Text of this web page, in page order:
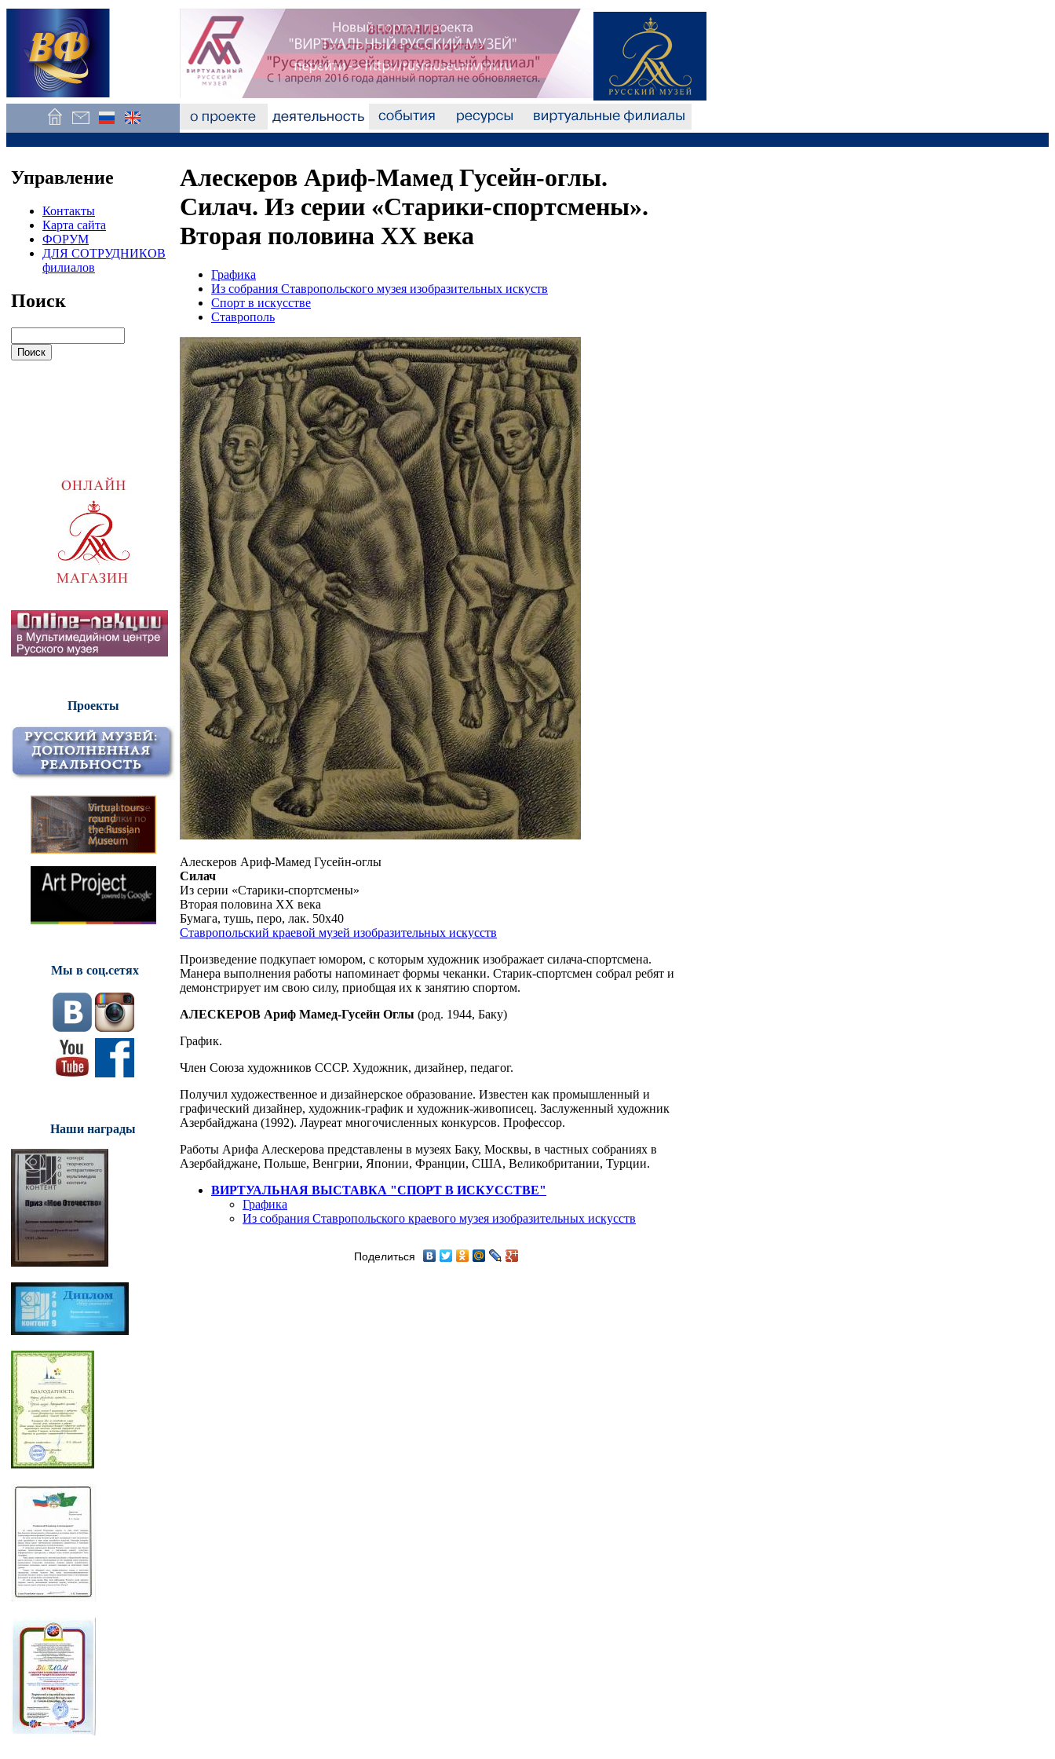
Управление
Контакты
Карта сайта
ФОРУМ
ДЛЯ СОТРУДНИКОВ
филиалов
Поиск
Проекты
Мы в соц.сетях
Наши награды
Алескеров Ариф-Мамед Гусейн-оглы.
Силач. Из серии «Старики-спортсмены».
Вторая половина XX века
Графика
Из собрания Ставропольского музея изобразительных искуств
Спорт в искусстве
Ставрополь
Алескеров Ариф-Мамед Гусейн-оглы
Силач
Из серии «Старики-спортсмены»
Вторая половина XX века
Бумага, тушь, перо, лак. 50х40
Ставропольский краевой музей изобразительных искусств
Произведение подкупает юмором, с которым художник изображает силача-спортсмена.
Манера выполнения работы напоминает формы чеканки. Старик-спортсмен собрал ребят и
демонстрирует им свою силу, приобщая их к занятию спортом.
АЛЕСКЕРОВ Ариф Мамед-Гусейн Оглы (род. 1944, Баку)
График.
Член Союза художников СССР. Художник, дизайнер, педагог.
Получил художественное и дизайнерское образование. Известен как промышленный и
графический дизайнер, художник-график и художник-живописец. Заслуженный художник
Азербайджана (1992). Лауреат многочисленных конкурсов. Профессор.
Работы Арифа Алескерова представлены в музеях Баку, Москвы, в частных собраниях в
Азербайджане, Польше, Венгрии, Японии, Франции, США, Великобритании, Турции.
ВИРТУАЛЬНАЯ ВЫСТАВКА "СПОРТ В ИСКУССТВЕ"
Графика
Из собрания Ставропольского краевого музея изобразительных искусств
Поделиться